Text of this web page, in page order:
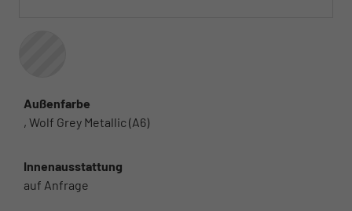
Außenfarbe
, Wolf Grey Metallic (A6)
Innenausstattung
auf Anfrage